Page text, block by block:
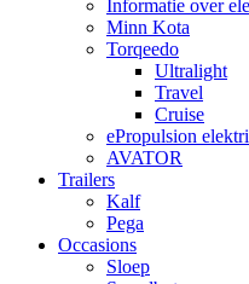
Informatie over
Minn Kota
Torqeedo
Ultralight
Travel
Cruise
ePropulsion
AVATOR
Trailers
Kalf
Pega
Occasions
Sloep